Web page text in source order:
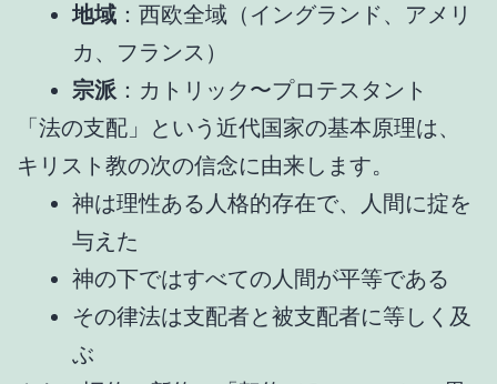
地域 ：西欧全域（イングランド、アメリ
カ、フランス）
宗派 ：カトリック〜プロテスタント
「法の支配」という近代国家の基本原理は、
キリスト教の次の信念に由来します。
神は理性ある人格的存在で、人間に掟を
与えた
神の下ではすべての人間が平等である
その律法は支配者と被支配者に等しく及
ぶ